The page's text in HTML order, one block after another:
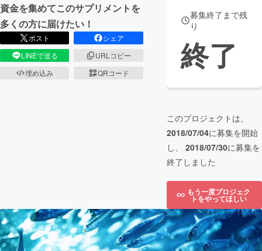
資金を集めてこのサプリメントを
多くの方に届けたい！
ポスト
シェア
LINEで送る
URLコピー
埋め込み
QRコード
募集終了まで残
り
終了
このプロジェクトは、
2018/07/04に募集を開始
し、 2018/07/30に募集を
終了しました
もう一度プロジェク
トをやってほしい